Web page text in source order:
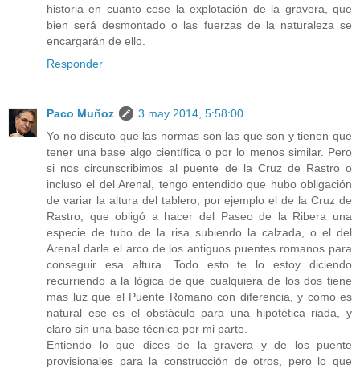
historia en cuanto cese la explotación de la gravera, que
bien será desmontado o las fuerzas de la naturaleza se
encargarán de ello.
Responder
Paco Muñoz
3 may 2014, 5:58:00
Yo no discuto que las normas son las que son y tienen que
tener una base algo científica o por lo menos similar. Pero
si nos circunscribimos al puente de la Cruz de Rastro o
incluso el del Arenal, tengo entendido que hubo obligación
de variar la altura del tablero; por ejemplo el de la Cruz de
Rastro, que obligó a hacer del Paseo de la Ribera una
especie de tubo de la risa subiendo la calzada, o el del
Arenal darle el arco de los antiguos puentes romanos para
conseguir esa altura. Todo esto te lo estoy diciendo
recurriendo a la lógica de que cualquiera de los dos tiene
más luz que el Puente Romano con diferencia, y como es
natural ese es el obstáculo para una hipotética riada, y
claro sin una base técnica por mi parte.
Entiendo lo que dices de la gravera y de los puente
provisionales para la construcción de otros, pero lo que